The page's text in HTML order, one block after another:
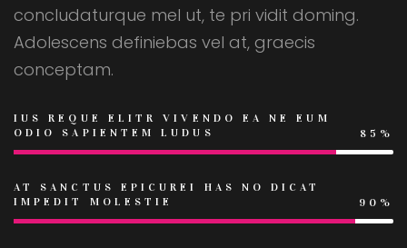
concludaturque mel ut, te pri vidit doming.
Adolescens definiebas vel at, graecis
conceptam.
IUS REQUE ELITR VIVENDO EA NE EUM
ODIO SAPIENTEM LUDUS
85%
AT SANCTUS EPICUREI HAS NO DICAT
IMPEDIT MOLESTIE
90%